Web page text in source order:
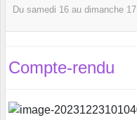
Du samedi 16 au dimanche 17
Compte-rendu